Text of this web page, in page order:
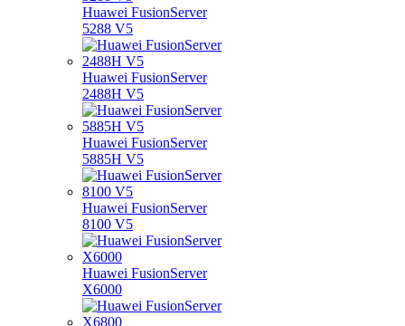
Huawei FusionServer
5288 V5
Huawei FusionServer
2488H V5
Huawei FusionServer
5885H V5
Huawei FusionServer
8100 V5
Huawei FusionServer
X6000